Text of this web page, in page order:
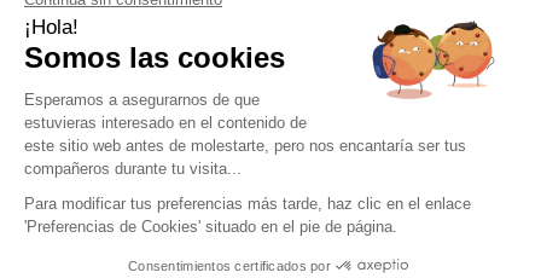
Beveiligde betaling
Juridisch Kennisgeving
Cookievoorkeuren
Werving
Sitemap